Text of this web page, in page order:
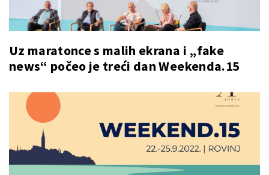
Uz maratonce s malih ekrana i „fake
news“ počeo je treći dan Weekenda.15